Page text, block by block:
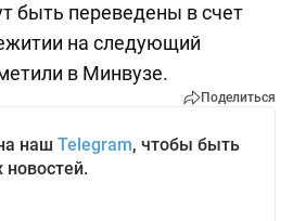
быть переведены в счет
на следующий
в Минвузе.
Поделиться
наш Telegram, чтобы быть
новостей.